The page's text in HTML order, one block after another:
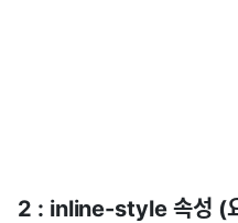
2 : inline-style 속성 (